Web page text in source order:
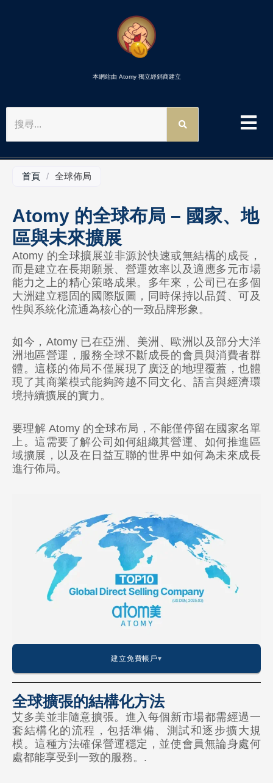
本網站由 Atomy 獨立經銷商建立
搜
首頁 / 全球佈局
Atomy 的全球布局 – 國家、地
區與未來擴展
Atomy 的全球擴展並非源於快速或無結構的成長，
而是建立在長期願景、營運效率以及適應多元市場
能力之上的精心策略成果。多年來，公司已在多個
大洲建立穩固的國際版圖，同時保持以品質、可及
性與系統化流通為核心的一致品牌形象。
如今，Atomy 已在亞洲、美洲、歐洲以及部分大洋
洲地區營運，服務全球不斷成長的會員與消費者群
體。這樣的佈局不僅展現了廣泛的地理覆蓋，也體
現了其商業模式能夠跨越不同文化、語言與經濟環
境持續擴展的實力。
要理解 Atomy 的全球布局，不能僅停留在國家名單
上。這需要了解公司如何組織其營運、如何推進區
域擴展，以及在日益互聯的世界中如何為未來成長
進行佈局。
建立免費帳戶
美國
🇺🇸 美國
全球擴張的結構化方法
艾多美並非隨意擴張。進入每個新市場都需經過一
套結構化的流程，包括準備、測試和逐步擴大規
模。這種方法確保營運穩定，並使會員無論身處何
處都能享受到一致的服務。.